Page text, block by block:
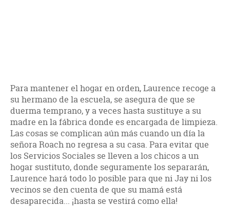
Para mantener el hogar en orden, Laurence recoge a
su hermano de la escuela, se asegura de que se
duerma temprano, y a veces hasta sustituye a su
madre en la fábrica donde es encargada de limpieza.
Las cosas se complican aún más cuando un día la
señora Roach no regresa a su casa. Para evitar que
los Servicios Sociales se lleven a los chicos a un
hogar sustituto, donde seguramente los separarán,
Laurence hará todo lo posible para que ni Jay ni los
vecinos se den cuenta de que su mamá está
desaparecida... ¡hasta se vestirá como ella!